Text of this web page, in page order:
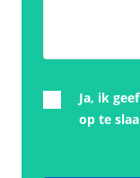
Ja, ik
op te